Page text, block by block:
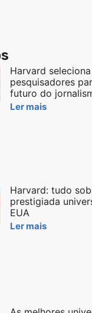
Harvard seleciona
pesquisadores
futuro do
Ler mais
Harvard: tudo
prestigiada
EUA
Ler mais